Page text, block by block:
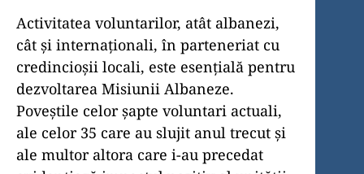
Activitatea voluntarilor, atât albanezi,
cât și internaționali, în parteneriat cu
credincioșii locali, este esențială pentru
dezvoltarea Misiunii Albaneze.
Poveștile celor șapte voluntari actuali,
ale celor 35 care au slujit anul trecut și
ale multor altora care i-au precedat